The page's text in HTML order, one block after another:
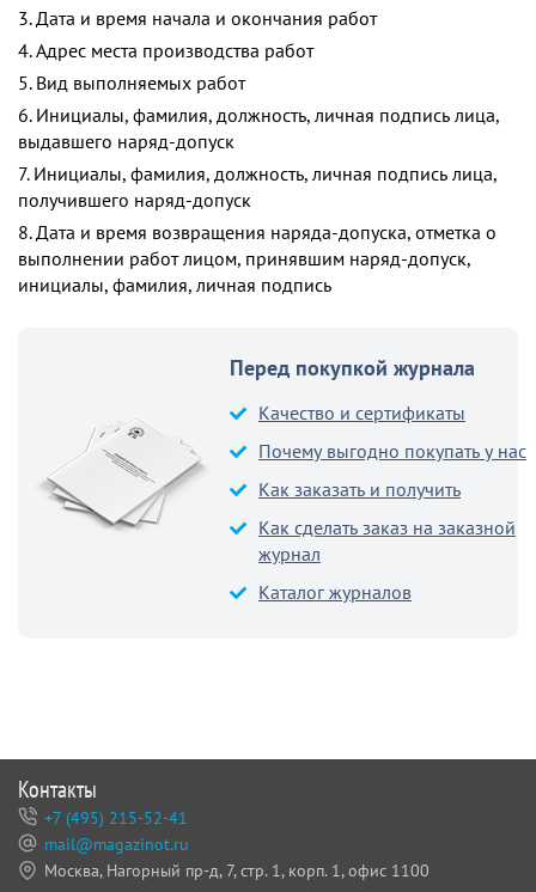
3. Дата и время начала и окончания работ
4. Адрес места производства работ
5. Вид выполняемых работ
6. Инициалы, фамилия, должность, личная подпись лица,
выдавшего наряд-допуск
7. Инициалы, фамилия, должность, личная подпись лица,
получившего наряд-допуск
8. Дата и время возвращения наряда-допуска, отметка о
выполнении работ лицом, принявшим наряд-допуск,
инициалы, фамилия, личная подпись
Перед покупкой журнала
Качество и сертификаты
Почему выгодно покупать у нас
Как заказать и получить
Как сделать заказ на заказной
журнал
Каталог журналов
Контакты
+7 (495) 215-52-41
mail@magazinot.ru
Москва, Нагорный пр-д, 7, стр. 1, корп. 1, офис 1100